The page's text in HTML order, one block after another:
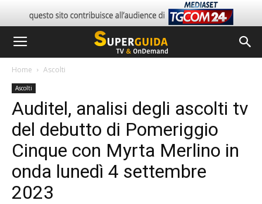
Home Ascolti
Ascolti
Auditel, analisi degli ascolti tv
del debutto di Pomeriggio
Cinque con Myrta Merlino in
onda lunedì 4 settembre
2023